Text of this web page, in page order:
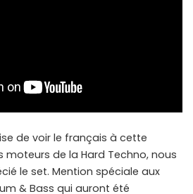
de voir le français à cette
moteurs de la Hard Techno, nous
le set. Mention spéciale aux
& Bass qui auront été